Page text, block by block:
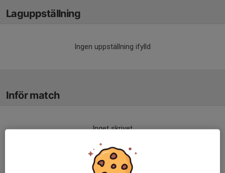
Laguppställning
Ingen uppställning ifylld
Inför match
Inget skrivet